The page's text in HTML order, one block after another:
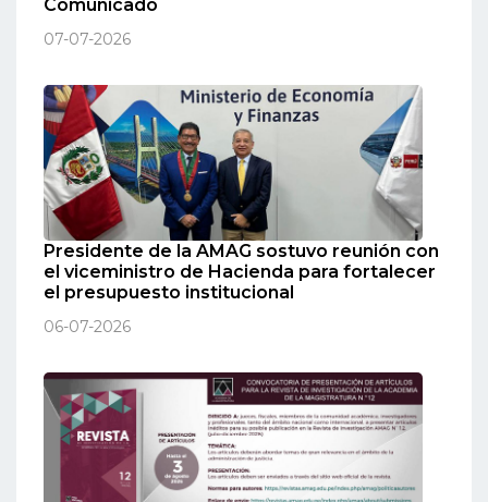
Comunicado
07-07-2026
Presidente de la AMAG sostuvo reunión con
el viceministro de Hacienda para fortalecer
el presupuesto institucional
06-07-2026